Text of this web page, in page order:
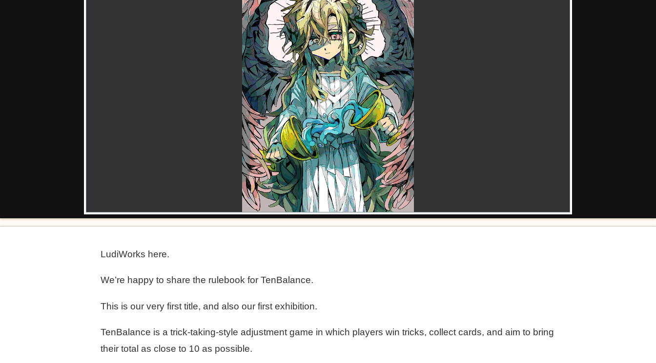
LudiWorks here.
We’re happy to share the rulebook for TenBalance.
This is our very first title, and also our first exhibition.
TenBalance is a trick-taking-style adjustment game in which players win tricks, collect cards, and aim to bring
their total as close to 10 as possible.